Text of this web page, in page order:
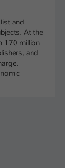
and
At the
170 million
and